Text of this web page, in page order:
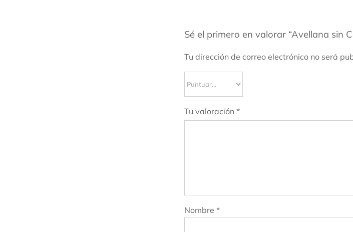
Sé el primero en valorar “Avellana sin
Tu dirección de correo electrónico no será
Tu valoración *
Nombre *